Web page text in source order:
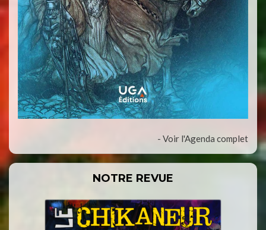
- Voir l'Agenda complet
NOTRE REVUE